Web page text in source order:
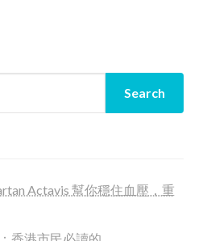
Actavis 幫你穩住血壓，重